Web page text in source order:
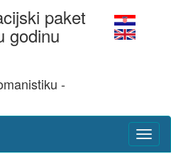
paket
godinu
-